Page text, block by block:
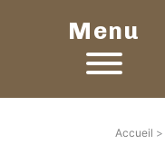
Menu
Accueil >